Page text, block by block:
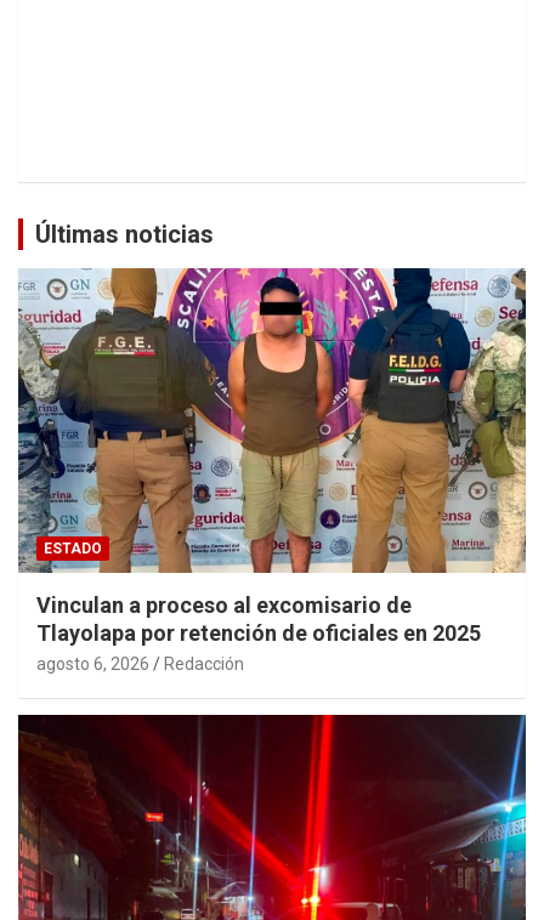
Últimas noticias
ESTADO
Vinculan a proceso al excomisario de
Tlayolapa por retención de oficiales en 2025
agosto 6, 2026 Redacción